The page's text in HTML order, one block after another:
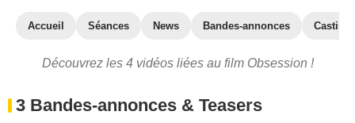
Accueil Séances News Bandes-annonces Casting
Découvrez les 4 vidéos liées au film Obsession !
3 Bandes-annonces & Teasers